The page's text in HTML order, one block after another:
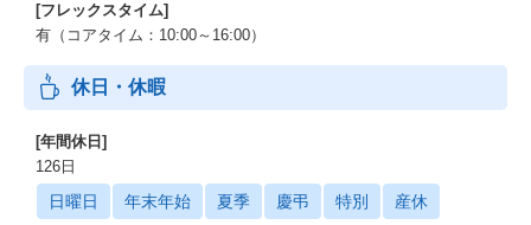
[フレックスタイム]
有（コアタイム：10:00～16:00）
休日・休暇
[年間休日]
126日
日曜日 年末年始 夏季 慶弔 特別 産休